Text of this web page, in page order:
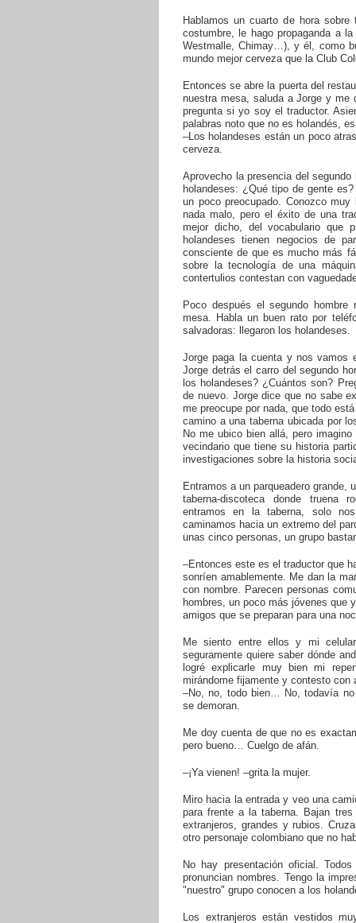
Hablamos un cuarto de hora
costumbre, le hago propaganda a
Westmalle, Chimay…), y él, como
mundo mejor cerveza que la Club
Entonces se abre la puerta del
nuestra mesa, saluda a Jorge y me
pregunta si yo soy el traductor.
palabras noto que no es holandés,
–Los holandeses están un poco
cerveza.
Aprovecho la presencia del
holandeses: ¿Qué tipo de gente
un poco preocupado. Conozco
nada malo, pero el éxito de una
mejor dicho, del vocabulario que
holandeses tienen negocios de
consciente de que es mucho más
sobre la tecnología de una
contertulios contestan con
Poco después el segundo
mesa. Habla un buen rato por
salvadoras: llegaron los holandeses.
Jorge paga la cuenta y nos vamos
Jorge detrás el carro del segundo
los holandeses? ¿Cuántos son?
de nuevo. Jorge dice que no sabe
me preocupe por nada, que todo
camino a una taberna ubicada por
No me ubico bien allá, pero
vecindario que tiene su historia
investigaciones sobre la historia
Entramos a un parqueadero grande,
taberna-discoteca donde truena
entramos en la taberna, solo
caminamos hacia un extremo del
unas cinco personas, un grupo
–Entonces este es el traductor que
sonríen amablemente. Me dan la
con nombre. Parecen personas
hombres, un poco más jóvenes que
amigos que se preparan para una
Me siento entre ellos y mi
seguramente quiere saber dónde
logré explicarle muy bien mi
mirándome fijamente y contesto con
–No, no, todo bien… No, todavía
se demoran.
Me doy cuenta de que no es
pero bueno… Cuelgo de afán.
–¡Ya vienen! –grita la mujer.
Miro hacia la entrada y veo una
para frente a la taberna. Bajan
extranjeros, grandes y rubios.
otro personaje colombiano que no
No hay presentación oficial.
pronuncian nombres. Tengo la
"nuestro" grupo conocen a los
Los extranjeros están vestidos